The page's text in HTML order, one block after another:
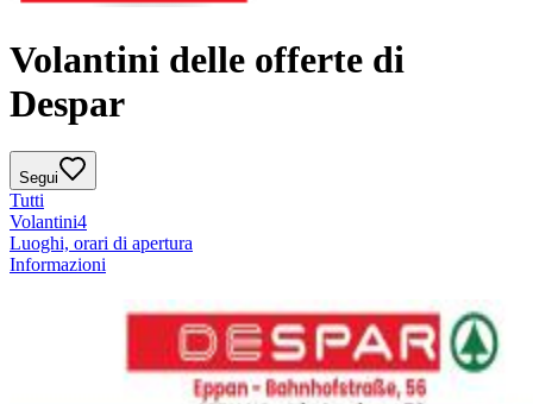
Volantini delle offerte di
Despar
Segui
Tutti
Volantini4
Luoghi, orari di apertura
Informazioni